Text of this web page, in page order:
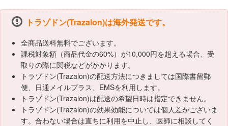
トラゾドン(Trazalon)は海外発送です。
全商品送料無料でございます。
課税対象額（商品代金の60%）が10,000円を超える場合、受
取りの際に関税などがかかります。
トラゾドン(Trazalon)の配送方法につきましては国際書留郵
便、日通メイルプラス、EMSを利用します。
トラゾドン(Trazalon)は配送の希望日時は指定できません。
トラゾドン(Trazalon)の効果効能については個人差がございま
す。合わない場合は直ちに利用を中止し、医師に相談してく